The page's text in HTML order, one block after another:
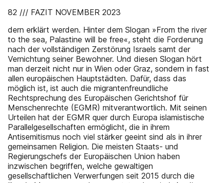
82 /// FAZIT NOVEMBER 2023
dern erklärt werden. Hinter dem Slogan »From the river
to the sea, Palastine will be free«, steht die Forderung
nach der vollständigen Zerstörung Israels samt der
Vernichtung seiner Bewohner. Und diesen Slogan hört
man derzeit nicht nur in Wien oder Graz, sondern in fast
allen europäischen Hauptstädten. Dafür, dass das
möglich ist, ist auch die migrantenfreundliche
Rechtsprechung des Europäischen Gerichtshof für
Menschenrechte (EGMR) mitverantwortlich. Mit seinen
Urteilen hat der EGMR quer durch Europa islamistische
Parallelgesellschaften ermöglicht, die in ihrem
Antisemitismus noch viel stärker geeint sind als in ihrer
gemeinsamen Religion. Die meisten Staats- und
Regierungschefs der Europäischen Union haben
inzwischen begriffen, welche gewaltigen
gesellschaftlichen Verwerfungen seit 2015 durch die